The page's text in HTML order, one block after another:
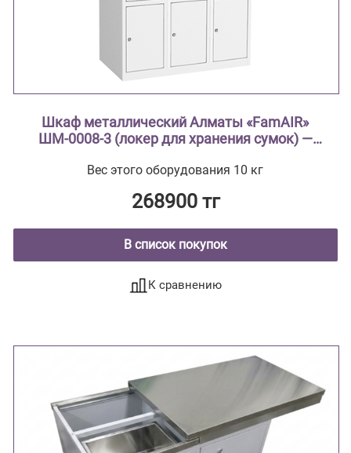
Шкаф металлический Алматы «FamAIR»
ШМ-0008-3 (локер для хранения сумок) —
Вес этого оборудования 10 кг
268900 тг
В список покупок
К сравнению